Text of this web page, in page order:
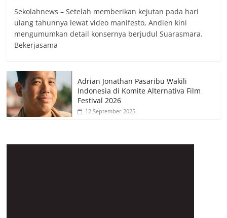
Sekolahnews – Setelah memberikan kejutan pada hari
ulang tahunnya lewat video manifesto, Andien kini
mengumumkan detail konsernya berjudul Suarasmara.
Bekerjasama
Adrian Jonathan Pasaribu Wakili
Indonesia di Komite Alternativa Film
Festival 2026
12 September 2025